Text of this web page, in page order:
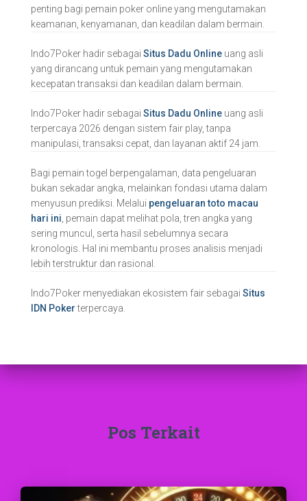
penting bagi pemain poker online yang mengutamakan
keamanan, kenyamanan, dan keadilan dalam bermain.
Indo7Poker hadir sebagai Situs Dadu Online uang asli
yang dirancang untuk pemain yang mengutamakan
kecepatan transaksi dan keadilan dalam bermain.
Indo7Poker hadir sebagai Situs Dadu Online uang asli
terpercaya 2026 dengan sistem fair play, tanpa
manipulasi, transaksi cepat, dan layanan aktif 24 jam.
Bagi pemain togel berpengalaman, data pengeluaran
bukan sekadar angka, melainkan fondasi utama dalam
menyusun prediksi. Melalui pengeluaran toto macau
hari ini, pemain dapat melihat pola, tren angka yang
sering muncul, serta hasil sebelumnya secara
kronologis. Hal ini membantu proses analisis menjadi
lebih terstruktur dan rasional.
Indo7Poker menyediakan ekosistem fair sebagai Situs
IDN Pokerterpercaya.
Pos Terkait